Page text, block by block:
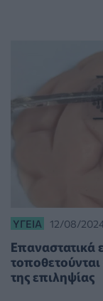
ΥΓΕΊΑ 12/08/
Επαναστατικά
της επιληψίας